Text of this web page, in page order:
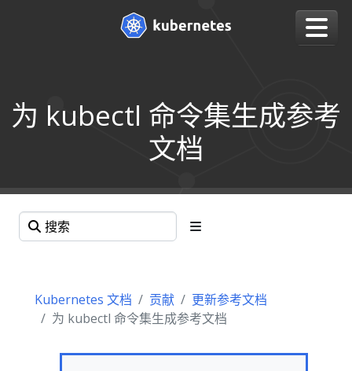
为 kubectl 命令集生成参考
文档
Kubernetes 文档 贡献
更新参考文档
为 kubectl 命令集生成参考文档